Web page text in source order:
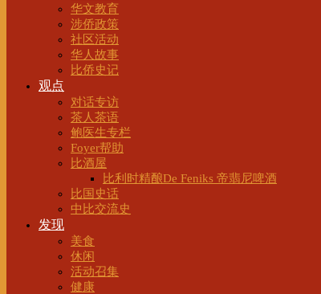
华文教育
涉侨政策
社区活动
华人故事
比侨史记
观点
对话专访
茶人茶语
鲍医生专栏
Foyer帮助
比酒屋
比利时精酿De Feniks 帝翡尼啤酒
比国史话
中比交流史
发现
美食
休闲
活动召集
健康